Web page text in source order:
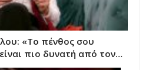
«Το πένθος σου
πιο δυνατή από τον…